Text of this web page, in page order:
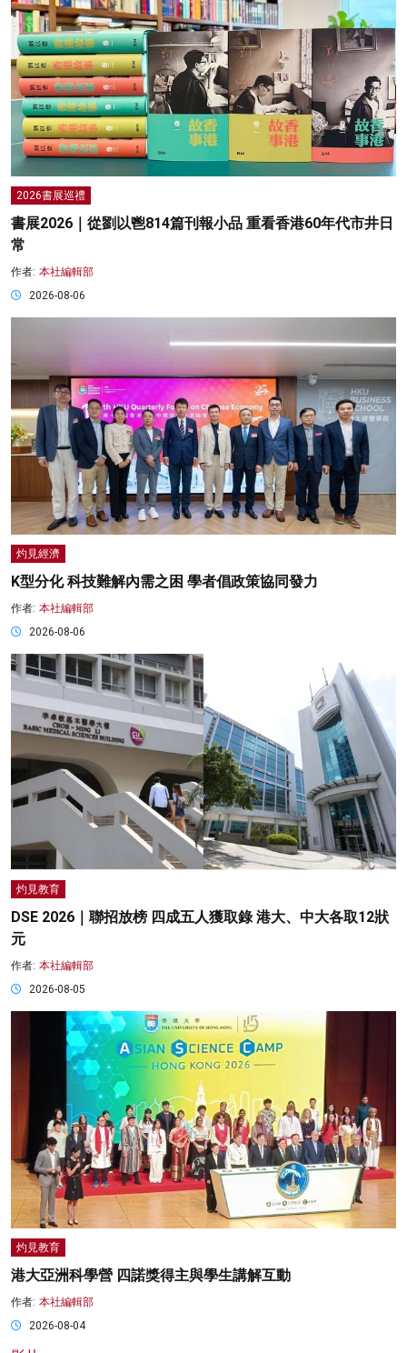
2026書展巡禮
書展2026｜從劉以鬯814篇刊報小品 重看香港60年代市井日
常
作者: 本社編輯部
2026-08-06
灼見經濟
K型分化 科技難解內需之困 學者倡政策協同發力
作者: 本社編輯部
2026-08-06
灼見教育
DSE 2026｜聯招放榜 四成五人獲取錄 港大、中大各取12狀
元
作者: 本社編輯部
2026-08-05
灼見教育
港大亞洲科學營 四諾獎得主與學生講解互動
作者: 本社編輯部
2026-08-04